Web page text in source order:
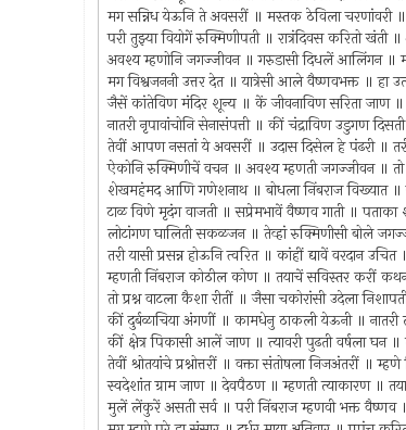
मग सन्निध येऊनि ते अवसरीं ॥ मस्तक ठेविला चरणांवरी
परी तुझ्या वियोगें रुक्मिणीपती ॥ रात्रंदिवस करितो
अवश्य म्हणोनि जगज्जीवन ॥ गरुडासी दिधलें आलिंगन ॥
मग विश्वजननी उत्तर देत ॥ यात्रेसी आले वैष्णवभक्त ॥ हा
जैसें कांतेविण मंदिर शून्य ॥ कें जीवनाविण सरिता जाण
नातरी नृपावांचोनि सेनासंपत्ती ॥ कीं चंद्राविण उडुगण
तेवीं आपण नसतां ये अवसरीं ॥ उदास दिसेल हे पंढरी ॥
ऐकोनि रुक्मिणीचें वचन ॥ अवश्य म्हणती जगज्जीवन ॥
शेखमहंमद आणि गणेशनाथ ॥ बोधला निंबराज विख्यात ॥
टाळ विणे मृदंग वाजती ॥ सप्रेमभावें वैष्णव गाती ॥
लोटांगण घालिती सकळजन ॥ तेव्हां रुक्मिणीसी बोले
तरी यासी प्रसन्न होऊनि त्वरित ॥ कांहीं द्यावें वरदान
म्हणती निंबराज कोठील कोण ॥ तयाचें सविस्तर करीं
तो प्रश्न वाटला कैशा रीतीं ॥ जैसा चकोरांसी उदेला
कीं दुर्बळाचिया अंगणीं ॥ कामधेनु ठाकली येऊनी ॥
कीं क्षेत्र पिकासी आलें जाण ॥ त्यावरी पुढती वर्षला
तेवीं श्रोतयांचे प्रश्नोत्तरीं ॥ वक्ता संतोषला निजअंतरीं ॥
स्वदेशांत ग्राम जाण ॥ देवपैठण ॥ म्हणती त्याकारण ॥
मुलें लेंकुरें असती सर्व ॥ परी निंबराज म्हणवी भक्त वैष्णव